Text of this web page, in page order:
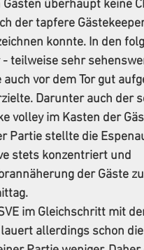
überhaupt keine
der tapfere
konnte. In den
teilweise sehr
vor dem Tor gut
Darunter auch der
volley im Kasten der
Partie stellte die
stets konzentriert und
der Gäste
im Gleichschritt mit
allerdings schon die